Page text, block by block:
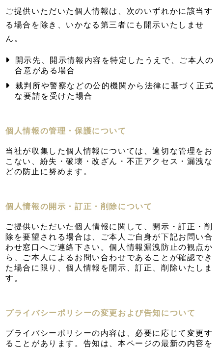
ご提供いただいた個人情報は、次のいずれかに該当す
る場合を除き、いかなる第三者にも開示いたしませ
ん。
開示先、開示情報内容を特定したうえで、ご本人の
合意がある場合
裁判所や警察などの公的機関から法律に基づく正式
な要請を受けた場合
個人情報の管理・保護について
当社が収集した個人情報については、適切な管理をお
こない、紛失・破壊・改ざん・不正アクセス・漏洩な
どの防止に努めます。
個人情報の開示・訂正・削除について
ご提供いただいた個人情報に関して、開示・訂正・削
除を要望される場合は、ご本人ご自身が下記お問い合
わせ窓口へご連絡下さい。個人情報漏洩防止の観点か
ら、ご本人によるお問い合わせであることが確認でき
た場合に限り、個人情報を開示、訂正、削除いたしま
す。
プライバシーポリシーの変更および告知について
プライバシーポリシーの内容は、必要に応じて変更す
ることがあります。告知は、本ページの最新の内容を